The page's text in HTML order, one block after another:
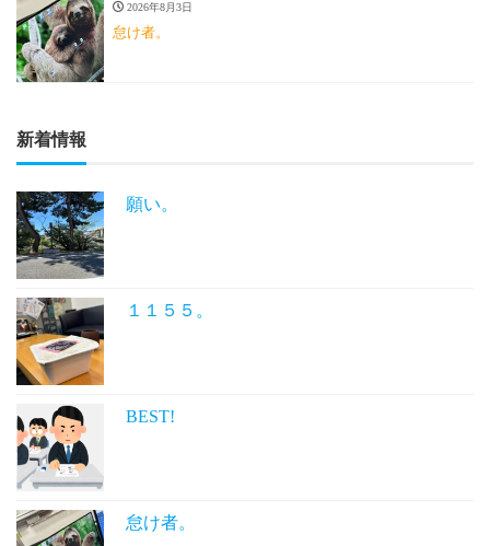
2026年8月3日
怠け者。
新着情報
願い。
１１５５。
BEST!
怠け者。